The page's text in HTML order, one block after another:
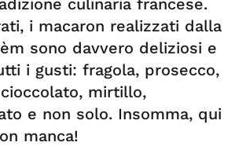
culinaria francese.
i macaron realizzati dalla
sono davvero deliziosi e
i gusti: fragola, prosecco,
mirtillo,
e non solo. Insomma, qui
manca!